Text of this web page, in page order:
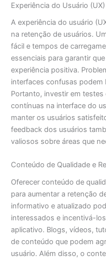
Experiência do Usuário
A experiência do usuário
na retenção de usuários.
fácil e tempos de
essenciais para garantir
experiência positiva.
interfaces confusas podem
Portanto, investir em testes
contínuas na interface do
manter os usuários
feedback dos usuários
valiosos sobre áreas que
Conteúdo de Qualidade e
Oferecer conteúdo de
para aumentar a retenção
informativo e atualizado
interessados e incentivá-
aplicativo. Blogs, vídeos,
de conteúdo que podem
usuário. Além disso, o